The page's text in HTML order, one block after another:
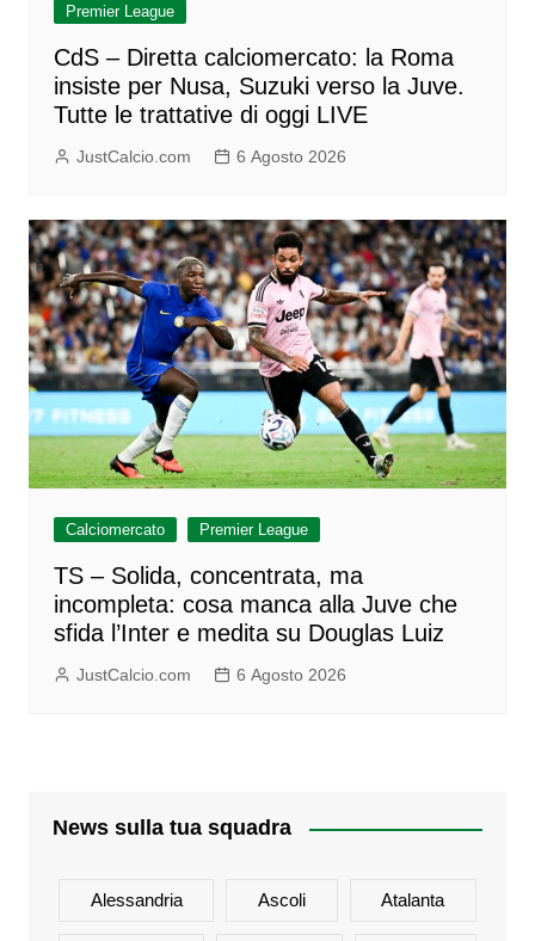
Premier League
CdS – Diretta calciomercato: la Roma
insiste per Nusa, Suzuki verso la Juve.
Tutte le trattative di oggi LIVE
JustCalcio.com 6 Agosto 2026
Calciomercato Premier League
TS – Solida, concentrata, ma
incompleta: cosa manca alla Juve che
sfida l’Inter e medita su Douglas Luiz
JustCalcio.com 6 Agosto 2026
News sulla tua squadra
Alessandria Ascoli Atalanta